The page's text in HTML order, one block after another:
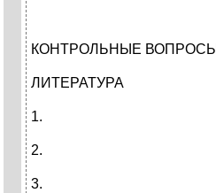
КОНТРОЛЬНЫЕ ВОПРОСЫ
ЛИТЕРАТУРА
1.
2.
3.